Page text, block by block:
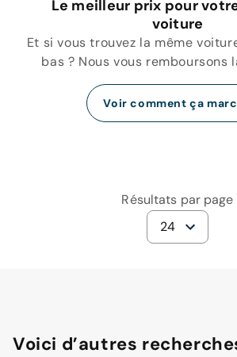
Le meilleur prix pour
voiture
Et si vous trouvez la même
bas ? Nous vous remboursons
Voir comment ça
Résultats par page
24
Voici d’autres